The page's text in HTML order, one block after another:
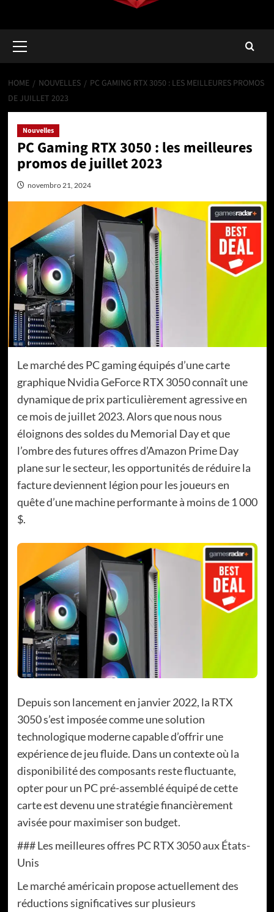
Menu
HOME NOUVELLES
PC GAMING RTX 3050 : LES MEILLEURES PROMOS
DE JUILLET 2023
Nouvelles
PC Gaming RTX 3050 : les meilleures
promos de juillet 2023
novembro 21, 2024
Le marché des PC gaming équipés d’une carte
graphique Nvidia GeForce RTX 3050 connaît une
dynamique de prix particulièrement agressive en
ce mois de juillet 2023. Alors que nous nous
éloignons des soldes du Memorial Day et que
l’ombre des futures offres d’Amazon Prime Day
plane sur le secteur, les opportunités de réduire la
facture deviennent légion pour les joueurs en
quête d’une machine performante à moins de 1 000
$.
Depuis son lancement en janvier 2022, la RTX
3050 s’est imposée comme une solution
technologique moderne capable d’offrir une
expérience de jeu fluide. Dans un contexte où la
disponibilité des composants reste fluctuante,
opter pour un PC pré-assemblé équipé de cette
carte est devenu une stratégie financièrement
avisée pour maximiser son budget.
### Les meilleures offres PC RTX 3050 aux États-
Unis
Le marché américain propose actuellement des
réductions significatives sur plusieurs